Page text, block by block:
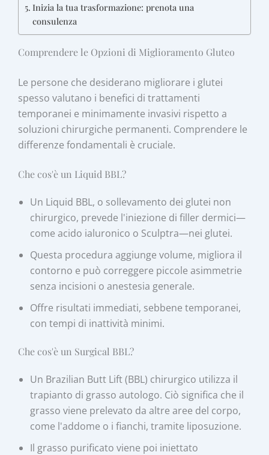
Inizia la tua trasformazione: prenota una
consulenza
Comprendere le Opzioni di Miglioramento Gluteo
Le persone che desiderano migliorare i glutei
spesso valutano i benefici di trattamenti
temporanei e minimamente invasivi rispetto a
soluzioni chirurgiche permanenti. Comprendere le
differenze fondamentali è cruciale.
Che cos'è un Liquid BBL?
Un Liquid BBL, o sollevamento dei glutei non
chirurgico, prevede l'iniezione di filler dermici—
come acido ialuronico o Sculptra—nei glutei.
Questa procedura aggiunge volume, migliora il
contorno e può correggere piccole asimmetrie
senza incisioni o anestesia generale.
Offre risultati immediati, sebbene temporanei,
con tempi di inattività minimi.
Che cos'è un Surgical BBL?
Un Brazilian Butt Lift (BBL) chirurgico utilizza il
trapianto di grasso autologo. Ciò significa che il
grasso viene prelevato da altre aree del corpo,
come l'addome o i fianchi, tramite liposuzione.
Il grasso purificato viene poi iniettato